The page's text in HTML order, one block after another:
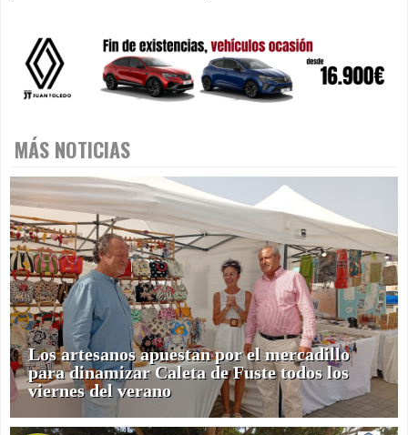
MÁS NOTICIAS
Los artesanos apuestan por el mercadillo
para dinamizar Caleta de Fuste todos los
viernes del verano